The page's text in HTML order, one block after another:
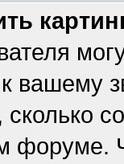
к вашему
форуме.